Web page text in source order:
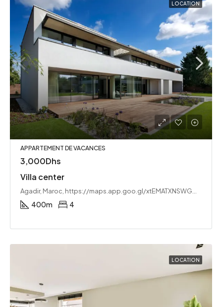
LOCATION
APPARTEMENT DE VACANCES
3,000Dhs
Villa center
Agadir, Maroc, https://maps.app.goo.gl/xtEMATXNSWGMWqv8A
400m 4
LOCATION